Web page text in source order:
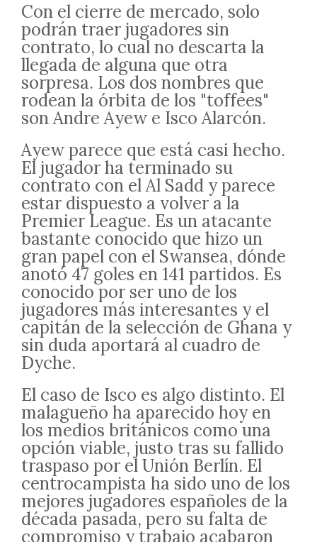
Con el cierre de mercado, solo
podrán traer jugadores sin
contrato, lo cual no descarta la
llegada de alguna que otra
sorpresa. Los dos nombres que
rodean la órbita de los "toffees"
son Andre Ayew e Isco Alarcón.
Ayew parece que está casi hecho.
El jugador ha terminado su
contrato con el Al Sadd y parece
estar dispuesto a volver a la
Premier League. Es un atacante
bastante conocido que hizo un
gran papel con el Swansea, dónde
anotó 47 goles en 141 partidos. Es
conocido por ser uno de los
jugadores más interesantes y el
capitán de la selección de Ghana y
sin duda aportará al cuadro de
Dyche.
El caso de Isco es algo distinto. El
malagueño ha aparecido hoy en
los medios británicos como una
opción viable, justo tras su fallido
traspaso por el Unión Berlín. El
centrocampista ha sido uno de los
mejores jugadores españoles de la
década pasada, pero su falta de
compromiso y trabajo acabaron